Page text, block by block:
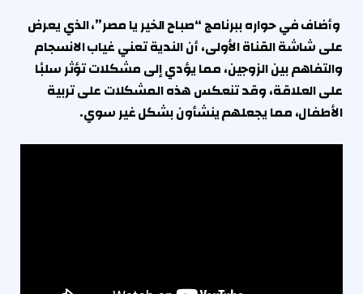
وأضاف في حواره ببرنامج “صباح الخير يا مصر”، الذي يعرض
على شاشة القناة الأولى، أن الندية تعني غياب الانسجام
والتفاهم بين الزوجين، مما يؤدي إلى مشكلات تؤثر سلبًا
على العلاقة، وقد تنعكس هذه المشكلات على تربية
الأطفال، مما يجعلهم ينشأون بشكل غير سوي.